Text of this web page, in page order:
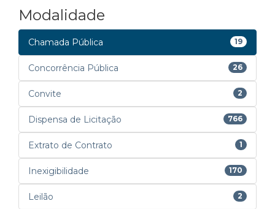
Modalidade
Chamada Pública 19
Concorrência Pública 26
Convite 2
Dispensa de Licitação 766
Extrato de Contrato 1
Inexigibilidade 170
Leilão 2